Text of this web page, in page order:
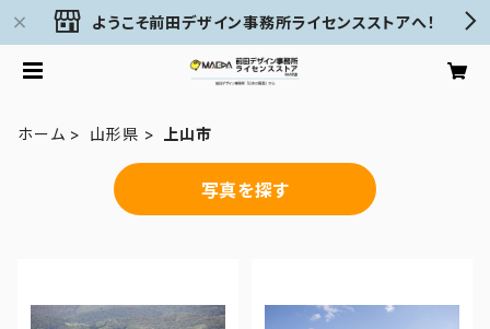
ようこそ前田デザイン事務所ライセンスストアへ！
ホーム 山形県 上山市
写真を探す